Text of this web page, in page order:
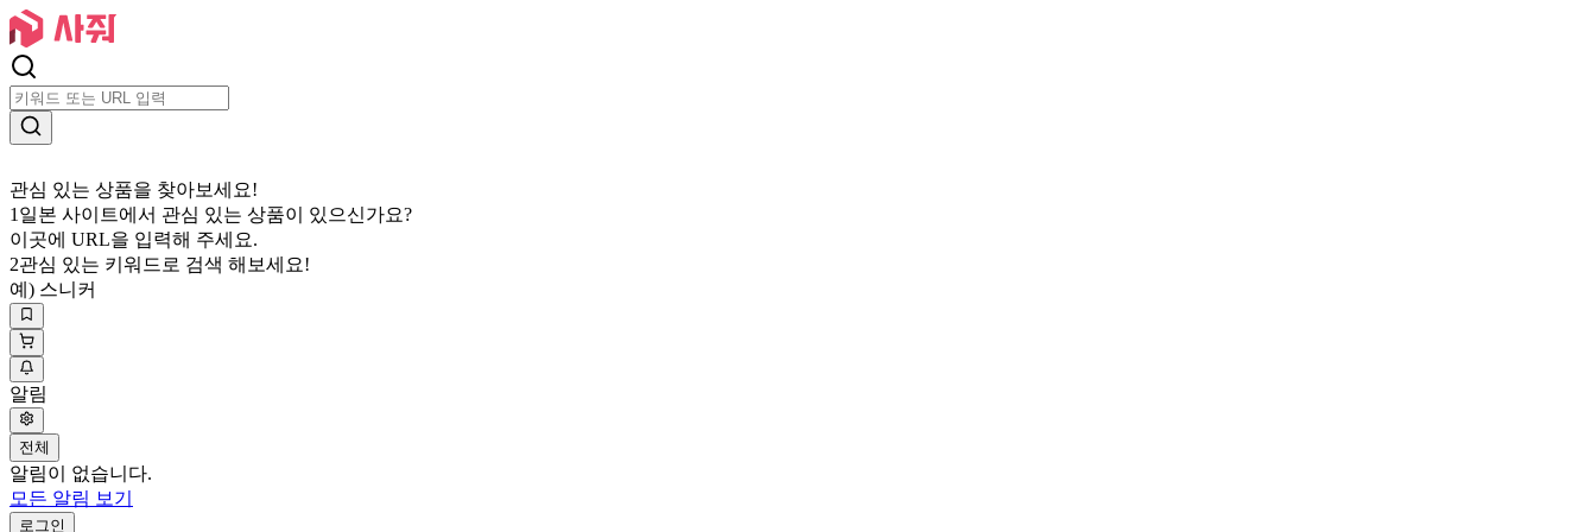
관심 있는 상품을 찾아보세요!
1 일본 사이트에서 관심 있는 상품이 있으신가요?
이곳에 URL을 입력해 주세요.
2관심 있는 키워드로 검색 해보세요!
예) 스니커
알림
전체
알림이 없습니다.
모든 알림 보기
로그인